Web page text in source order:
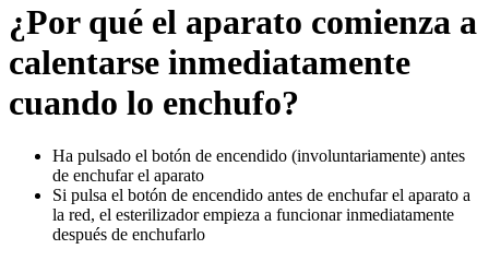
¿Por qué el aparato comienza a
calentarse inmediatamente
cuando lo enchufo?
Ha pulsado el botón de encendido (involuntariamente) antes
de enchufar el aparato
Si pulsa el botón de encendido antes de enchufar el aparato a
la red, el esterilizador empieza a funcionar inmediatamente
después de enchufarlo